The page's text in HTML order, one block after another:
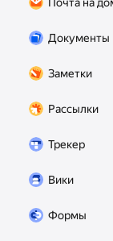
На
которые
Почта на
Документы
Заметки
Рассылки
Трекер
Вики
Формы